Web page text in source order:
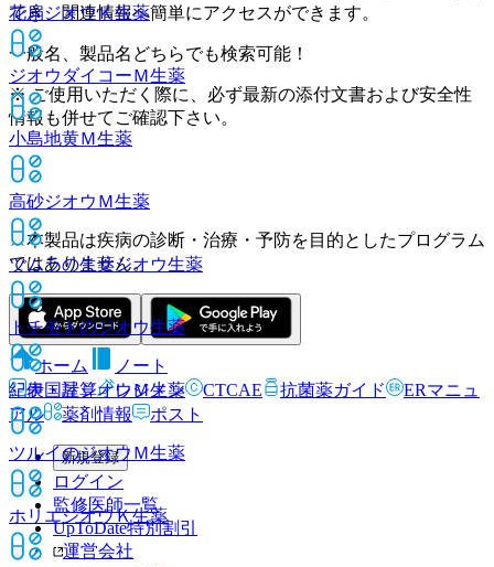
花扇ジオウＫ生薬
ジオウダイコーＭ生薬
小島地黄Ｍ生薬
高砂ジオウＭ生薬
ツムラの生薬ジオウ生薬
トチモトのジオウ生薬
紀伊国屋ジオウＭ生薬
ツルイのジオウＭ生薬
ホリエジオウＫ生薬
でき、関連情報へ簡単にアクセスができます。
一般名、製品名どちらでも検索可能！
※ ご使用いただく際に、必ず最新の添付文書および安全性
情報も併せてご確認下さい。
※本製品は疾病の診断・治療・予防を目的としたプログラム
ではありません。
ホーム
ノート
表・計算
レジメン CTCAE 抗菌薬ガイド
ERマニュ
アル
薬剤情報 ポスト
新規登録
ログイン
監修医師一覧
UpToDate特別割引
運営会社